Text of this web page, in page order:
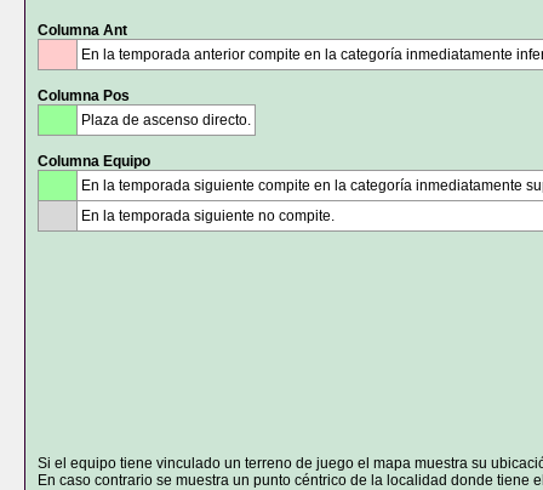
Columna Ant
En la temporada anterior compite en la categoría inmediatamente
Columna Pos
Plaza de ascenso directo.
Columna Equipo
En la temporada siguiente compite en la categoría inmediatamente
En la temporada siguiente no compite.
Si el equipo tiene vinculado un terreno de juego el mapa muestra su
En caso contrario se muestra un punto céntrico de la localidad donde tiene